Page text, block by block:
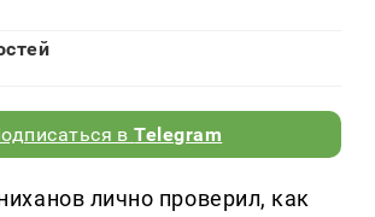
вTelegram
лично проверил, как